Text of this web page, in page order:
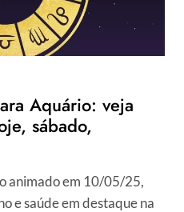
Aquário: veja
sábado,
animado em 10/05/25,
e saúde em destaque na